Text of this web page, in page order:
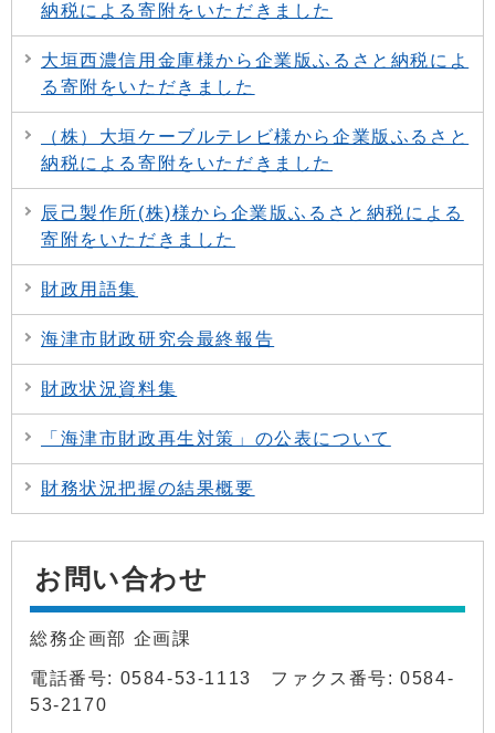
納税による寄附をいただきました
大垣西濃信用金庫様から企業版ふるさと納税によ
る寄附をいただきました
（株）大垣ケーブルテレビ様から企業版ふるさと
納税による寄附をいただきました
辰己製作所(株)様から企業版ふるさと納税による
寄附をいただきました
財政用語集
海津市財政研究会最終報告
財政状況資料集
「海津市財政再生対策」の公表について
財務状況把握の結果概要
お問い合わせ
総務企画部 企画課
電話番号: 0584-53-1113 ファクス番号: 0584-
53-2170